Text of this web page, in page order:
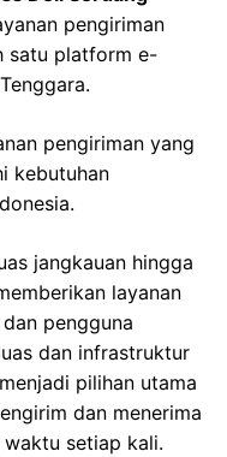
pengiriman
satu platform e-
pengiriman yang
kebutuhan
jangkauan hingga
layanan
pengguna
dan infrastruktur
pilihan utama
dan menerima
setiap kali.